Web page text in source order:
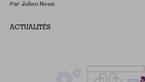
Par Julien Nessi
ACTUALITÉS